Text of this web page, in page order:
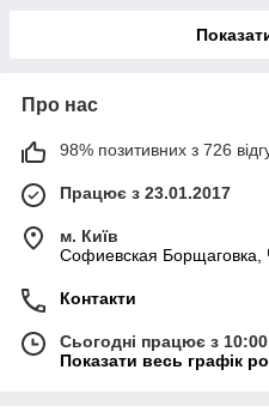
Про нас
98% позитивних з 726
Працює з 23.01.2017
м. Київ
Софиевская Борщаговка,
Контакти
Сьогодні працює з
Показати весь графік